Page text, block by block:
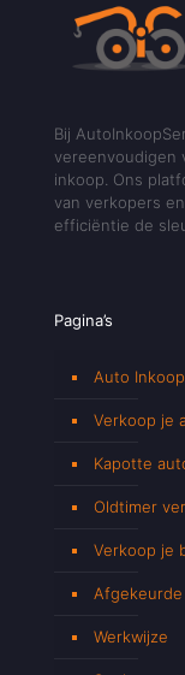
Bij
vereenvoudigen
inkoop. Ons
van verkopers
efficiëntie de
Pagina’s
Auto Inkoop
Verkoop je
Kapotte
Oldtimer
Verkoop je
Werkwijze